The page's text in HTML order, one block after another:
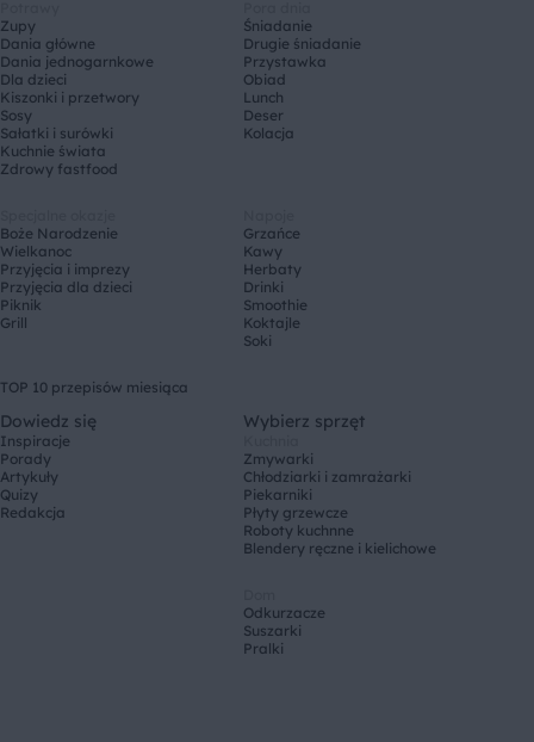
Zupy
Dania główne
Dania jednogarnkowe
Dla dzieci
Kiszonki i przetwory
Sosy
Sałatki i surówki
Kuchnie świata
Zdrowy fastfood
Śniadanie
Drugie śniadanie
Przystawka
Obiad
Lunch
Deser
Kolacja
Boże Narodzenie
Wielkanoc
Przyjęcia i imprezy
Przyjęcia dla dzieci
Piknik
Grill
Grzańce
Kawy
Herbaty
Drinki
Smoothie
Koktajle
Soki
TOP 10 przepisów miesiąca
Dowiedz się
Inspiracje
Porady
Artykuły
Quizy
Redakcja
Wybierz sprzęt
Zmywarki
Chłodziarki i zamrażarki
Piekarniki
Płyty grzewcze
Roboty kuchnne
Blendery ręczne i kielichowe
Odkurzacze
Suszarki
Pralki